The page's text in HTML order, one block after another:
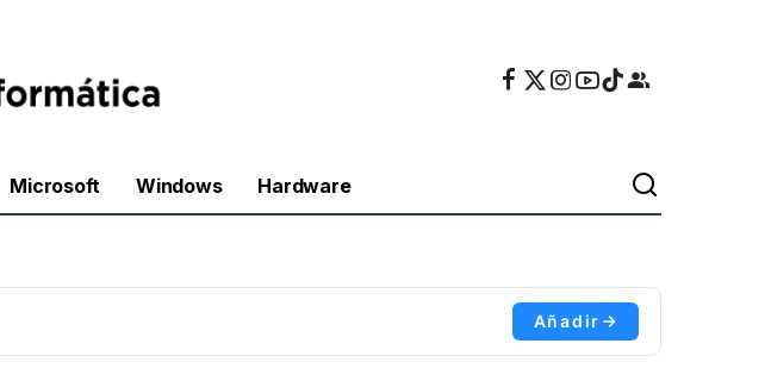
Microsoft Windows Hardware
Añadir